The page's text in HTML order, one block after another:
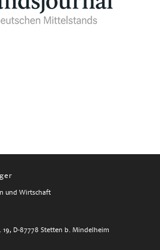
und Wirtschaft
19, D-87778 Stetten b. Mindelheim